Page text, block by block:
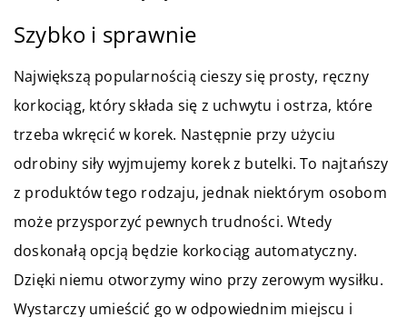
Szybko i sprawnie
Największą popularnością cieszy się prosty, ręczny
korkociąg, który składa się z uchwytu i ostrza, które
trzeba wkręcić w korek. Następnie przy użyciu
odrobiny siły wyjmujemy korek z butelki. To najtańszy
z produktów tego rodzaju, jednak niektórym osobom
może przysporzyć pewnych trudności. Wtedy
doskonałą opcją będzie korkociąg automatyczny.
Dzięki niemu otworzymy wino przy zerowym wysiłku.
Wystarczy umieścić go w odpowiednim miejscu i